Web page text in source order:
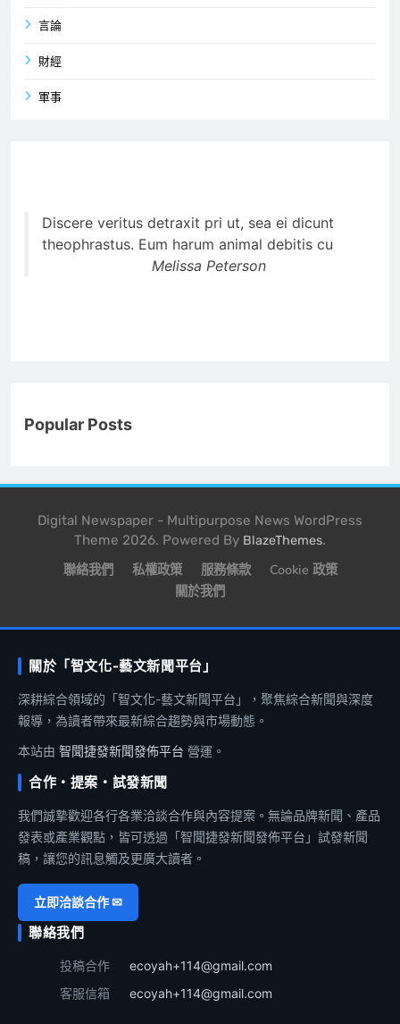
言論
財經
軍事
Discere veritus detraxit pri ut, sea ei dicunt
theophrastus. Eum harum animal debitis cu
Melissa Peterson
Popular Posts
Digital Newspaper - Multipurpose News WordPress
Theme 2026. Powered By BlazeThemes.
聯絡我們 私權政策 服務條款
Cookie 政策
關於我們
關於「智文化-藝文新聞平台」
深耕綜合領域的「智文化-藝文新聞平台」，聚焦綜合新聞與深度
報導，為讀者帶來最新綜合趨勢與市場動態。
本站由 智聞捷發新聞發佈平台 營運。
合作・提案・試發新聞
我們誠摯歡迎各行各業洽談合作與內容提案。無論品牌新聞、產品
發表或產業觀點，皆可透過「智聞捷發新聞發佈平台」試發新聞
稿，讓您的訊息觸及更廣大讀者。
立即洽談合作 ✉
聯絡我們
投稿合作
ecoyah+114@gmail.com
客服信箱
ecoyah+114@gmail.com